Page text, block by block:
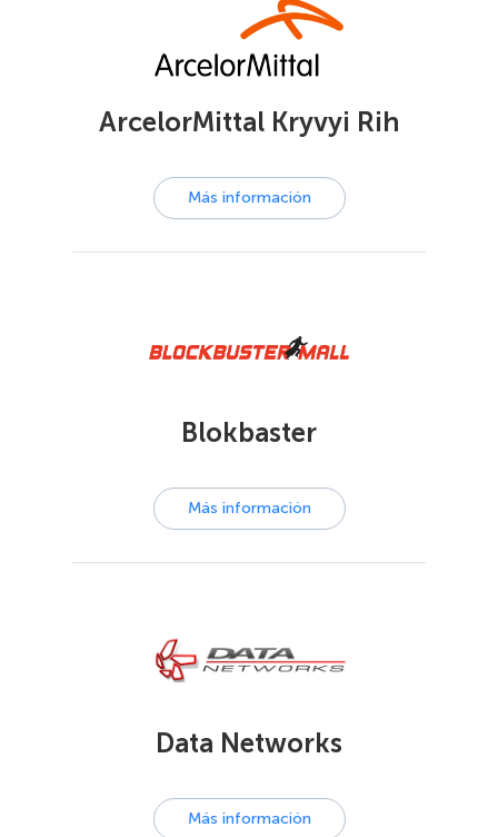
ArcelorMittal Kryvyi Rih
Más información
Blokbaster
Más información
Data Networks
Más información